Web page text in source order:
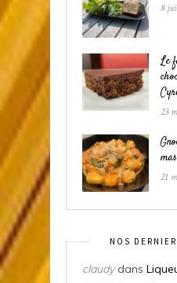
8
Le
23
21
NOS
claudydans